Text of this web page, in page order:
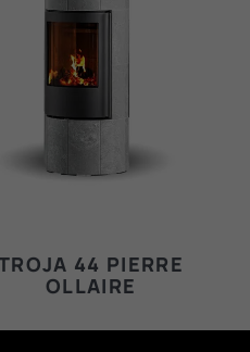
44 PIERRE
OLLAIRE